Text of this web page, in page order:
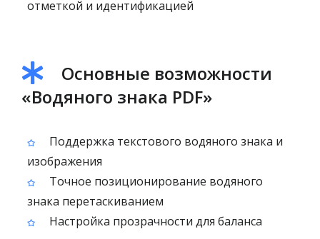
отметкой и идентификацией
Основные возможности
«Водяного знака PDF»
Поддержка текстового водяного знака и
изображения
Точное позиционирование водяного
знака перетаскиванием
Настройка прозрачности для баланса